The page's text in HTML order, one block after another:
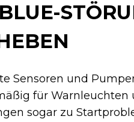
Sensoren und
für Warnleuchten
sogar zu